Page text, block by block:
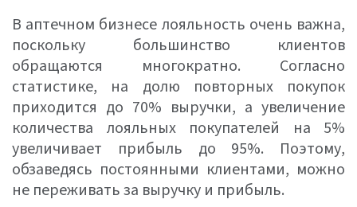
В аптечном бизнесе лояльность очень важна,
поскольку большинство клиентов
обращаются многократно. Согласно
статистике, на долю повторных покупок
приходится до 70% выручки, а увеличение
количества лояльных покупателей на 5%
увеличивает прибыль до 95%. Поэтому,
обзаведясь постоянными клиентами, можно
не переживать за выручку и прибыль.